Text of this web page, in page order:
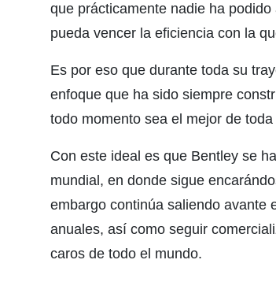
que prácticamente nadie ha
pueda vencer la eficiencia con la
Es por eso que durante toda su
enfoque que ha sido siempre
todo momento sea el mejor de
Con este ideal es que Bentley se
mundial, en donde sigue
embargo continúa saliendo avante
anuales, así como seguir
caros de todo el mundo.